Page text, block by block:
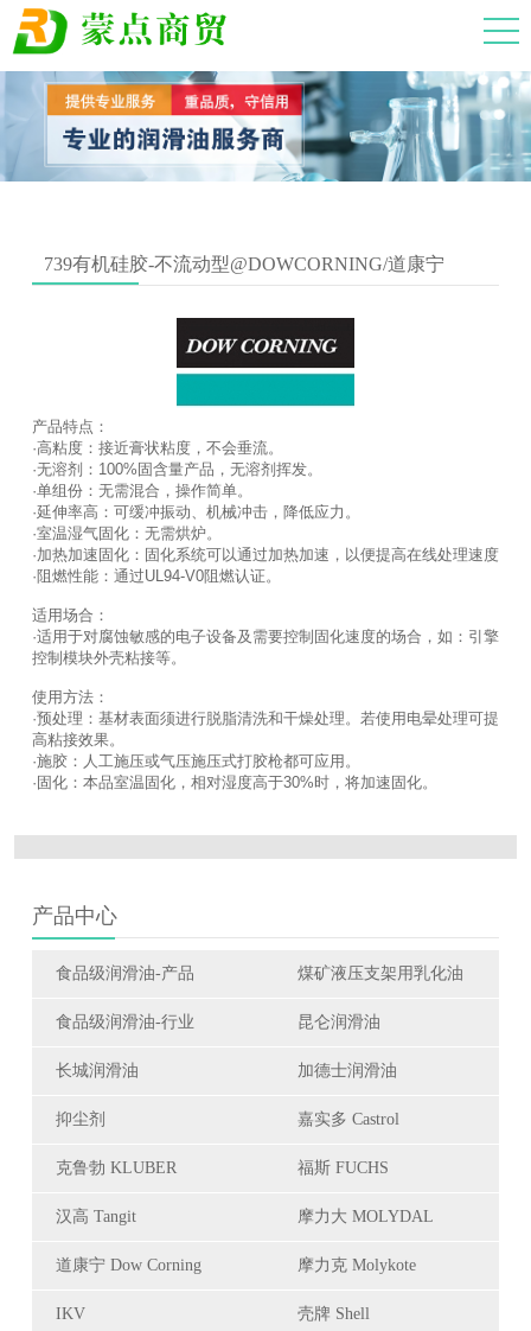
产品中心
食品级润滑油-产品 煤矿液压支架用乳化油
食品级润滑油-行业 昆仑润滑油
长城润滑油 加德士润滑油
抑尘剂 嘉实多 Castrol
克鲁勃 KLUBER 福斯 FUCHS
汉高 Tangit 摩力大 MOLYDAL
道康宁 Dow Corning 摩力克 Molykote
IKV 壳牌 Shell
739有机硅胶-不流动型@DOWCORNING/道康宁
产品特点：
·高粘度：接近膏状粘度，不会垂流。
·无溶剂：100%固含量产品，无溶剂挥发。
·单组份：无需混合，操作简单。
·延伸率高：可缓冲振动、机械冲击，降低应力。
·室温湿气固化：无需烘炉。
·加热加速固化：固化系统可以通过加热加速，以便提高在线处理速度
·阻燃性能：通过UL94-V0阻燃认证。
适用场合：
·适用于对腐蚀敏感的电子设备及需要控制固化速度的场合，如：引擎
控制模块外壳粘接等。
使用方法：
·预处理：基材表面须进行脱脂清洗和干燥处理。若使用电晕处理可提
高粘接效果。
·施胶：人工施压或气压施压式打胶枪都可应用。
·固化：本品室温固化，相对湿度高于30%时，将加速固化。